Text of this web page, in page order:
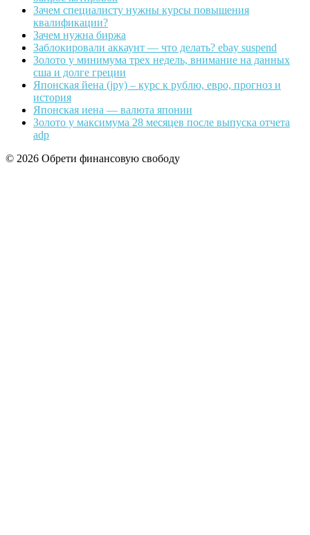
Зачем специалисту нужны курсы повышения
квалификации?
Зачем нужна биржа
Заблокировали аккаунт — что делать? ebay suspend
Золото у минимума трех недель, внимание на данных
сша и долге греции
Японская йена (jpy) – курс к рублю, евро, прогноз и
история
Японская иена — валюта японии
Золото у максимума 28 месяцев после выпуска отчета
adp
© 2026 Обрети финансовую свободу